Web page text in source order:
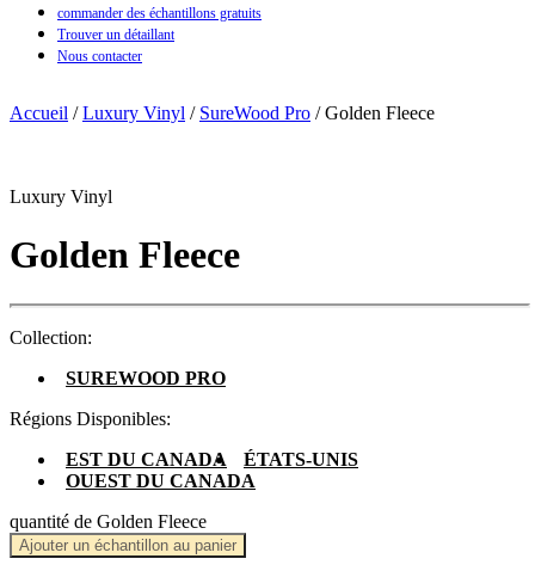
commander des échantillons gratuits
Trouver un détaillant
Nous contacter
Accueil /Luxury Vinyl / SureWood Pro / Golden Fleece
Luxury Vinyl
Golden Fleece
Collection:
SUREWOOD PRO
Régions Disponibles:
EST DU CANADA
ÉTATS-UNIS
OUEST DU CANADA
quantité de Golden Fleece
Ajouter un échantillon au panier